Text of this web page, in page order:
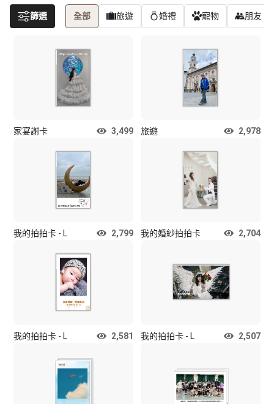
篩選 全部 旅遊 婚禮 寵物 朋友
家宴謝卡 3,499 旅遊 2,978
我的拍拍卡 - L 2,799 我的婚紗拍拍卡 2,704
我的拍拍卡 - L 2,581 我的拍拍卡 - L 2,507